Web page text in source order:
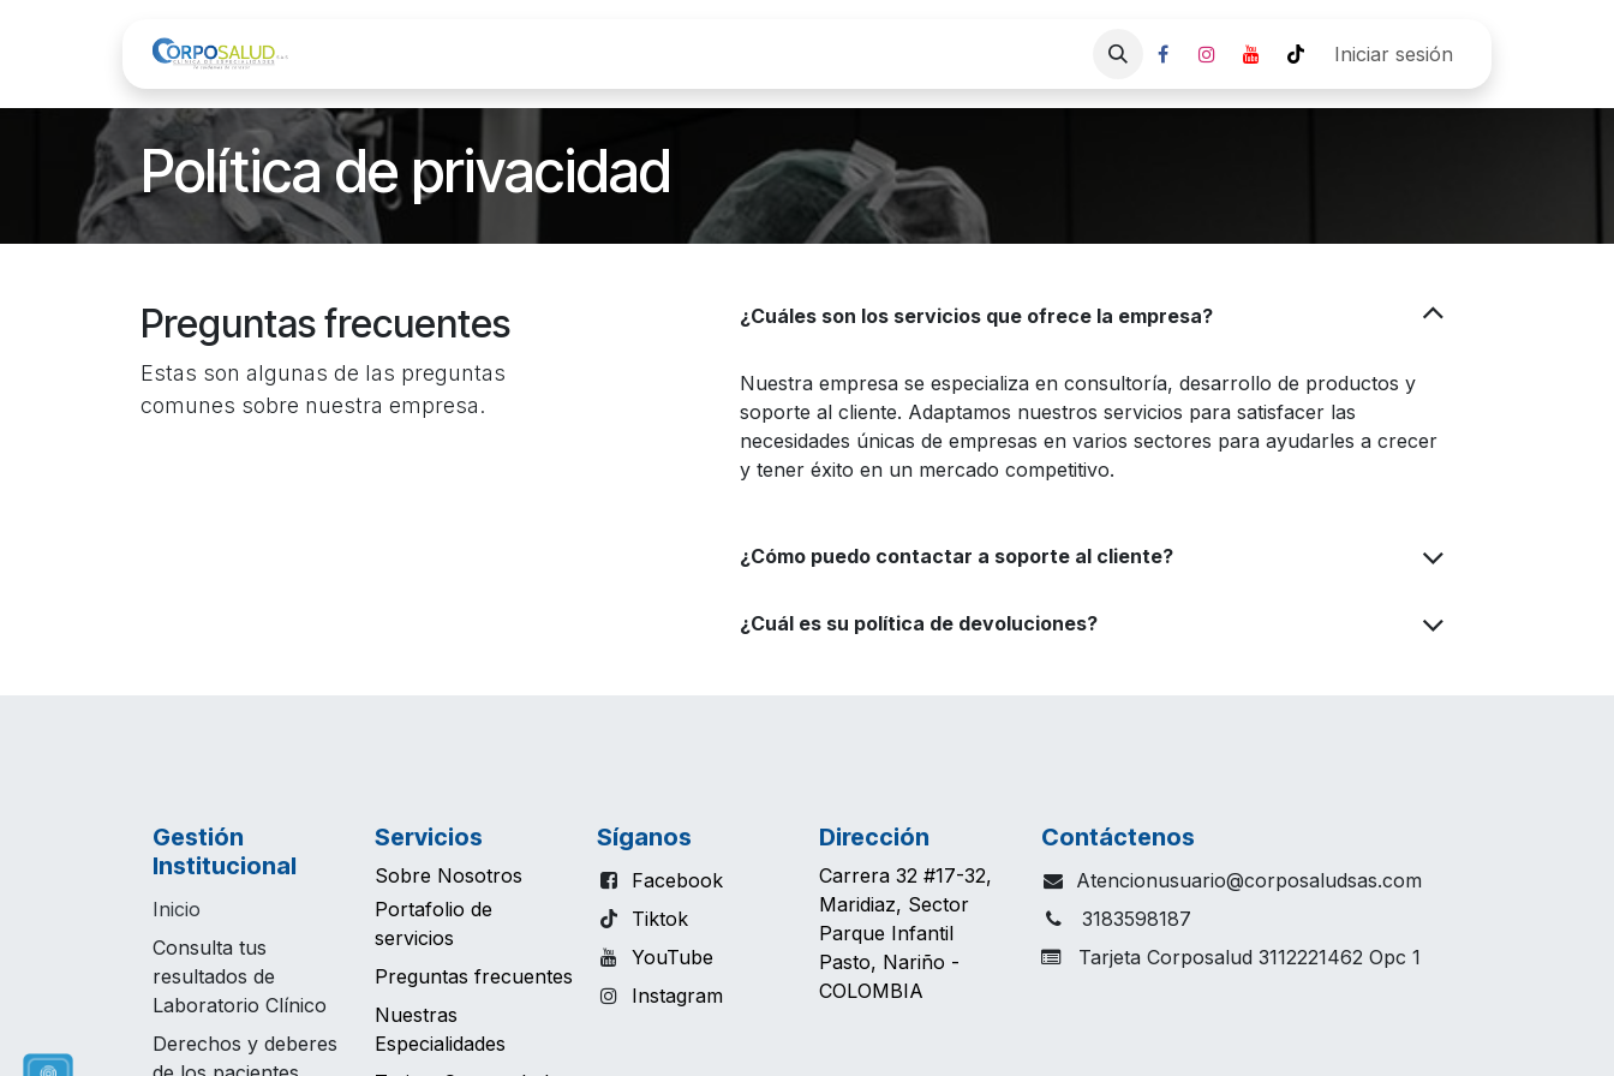
Empresa Pre agenda Cita
Iniciar sesión
Política de privacidad
Preguntas frecuentes
Estas son algunas de las preguntas
comunes sobre nuestra empresa.
¿Cuáles son los servicios que ofrece la empresa?
Nuestra empresa se especializa en consultoría, desarrollo de productos y
soporte al cliente. Adaptamos nuestros servicios para satisfacer las
necesidades únicas de empresas en varios sectores para ayudarles a crecer
y tener éxito en un mercado competitivo.
¿Cómo puedo contactar a soporte al cliente?
¿Cuál es su política de devoluciones?
Gestión
Institucional
Inicio
Consulta tus
resultados de
Laboratorio Clínico
Derechos y deberes
Servicios
Sobre Nosotros
Portafolio de
servicios
Preguntas frecuentes
Nuestras
Especialidades
Síganos
Facebook
Tiktok
YouTube
Instagram
Dirección
Carrera 32 #17-32,
Maridiaz, Sector
Parque Infantil
Pasto, Nariño -
COLOMBIA
Contáctenos
Atencionusuario@corposaludsas.com
3183598187
Tarjeta Corposalud 3112221462 Opc 1